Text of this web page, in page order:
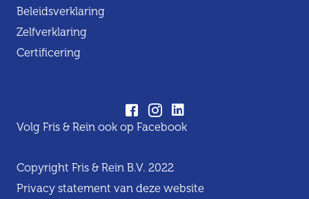
Beleidsverklaring
Zelfverklaring
Certificering
Volg Fris & Rein ook op Facebook
Copyright Fris & Rein B.V. 2022
Privacy statement van deze website